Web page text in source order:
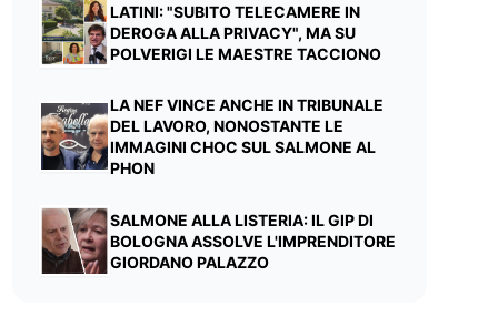
LATINI: "SUBITO TELECAMERE IN
DEROGA ALLA PRIVACY", MA SU
POLVERIGI LE MAESTRE TACCIONO
LA NEF VINCE ANCHE IN TRIBUNALE
DEL LAVORO, NONOSTANTE LE
IMMAGINI CHOC SUL SALMONE AL
PHON
SALMONE ALLA LISTERIA: IL GIP DI
BOLOGNA ASSOLVE L'IMPRENDITORE
GIORDANO PALAZZO